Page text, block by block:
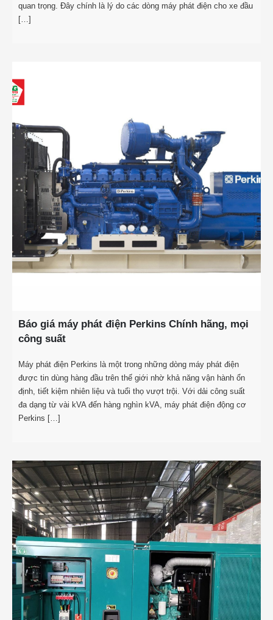
quan trọng. Đây chính là lý do các dòng máy phát điện cho xe đầu
[…]
Báo giá máy phát điện Perkins Chính hãng, mọi
công suất
Máy phát điện Perkins là một trong những dòng máy phát điện
được tin dùng hàng đầu trên thế giới nhờ khả năng vận hành ổn
định, tiết kiệm nhiên liệu và tuổi thọ vượt trội. Với dải công suất
đa dạng từ vài kVA đến hàng nghìn kVA, máy phát điện động cơ
Perkins […]